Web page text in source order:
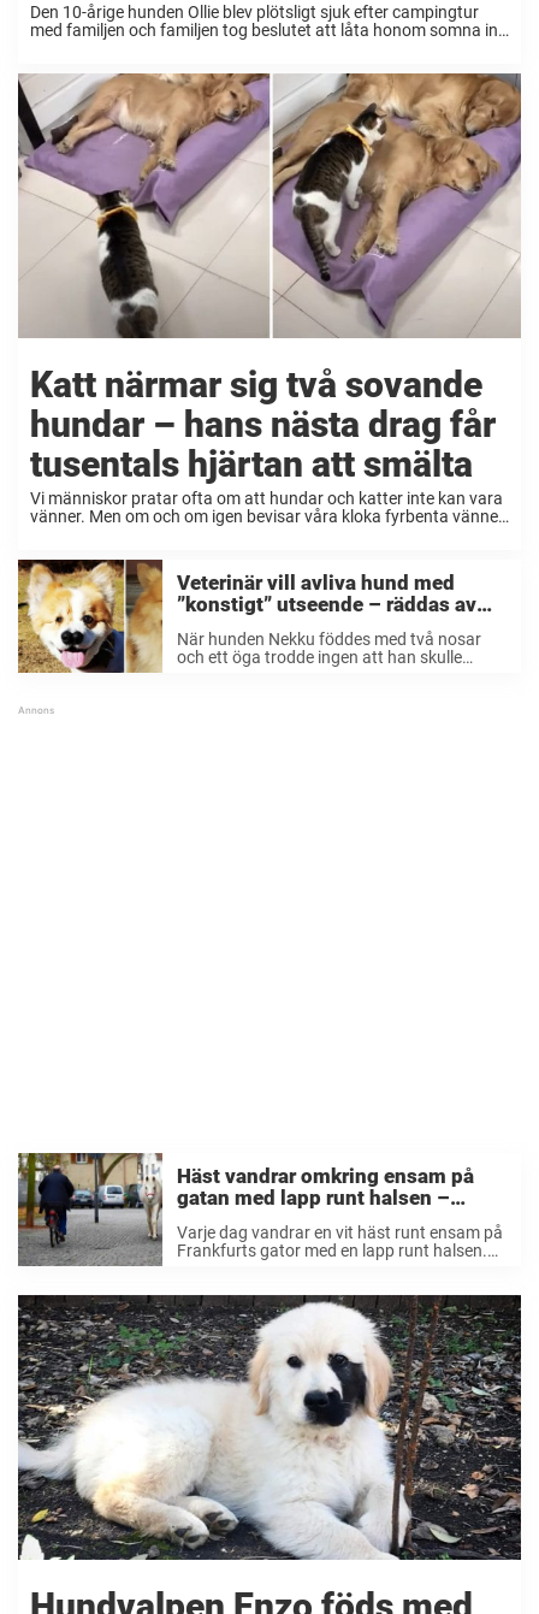
Den 10-årige hunden Ollie blev plötsligt sjuk efter campingtur
med familjen och familjen tog beslutet att låta honom somna in.
Katt närmar sig två sovande
hundar – hans nästa drag får
tusentals hjärtan att smälta
Vi människor pratar ofta om att hundar och katter inte kan vara
vänner. Men om och om igen bevisar våra kloka fyrbenta vänner
Veterinär vill avliva hund med
”konstigt” utseende – räddas av
djurvän som ser hennes inre
skönhet
När hunden Nekku föddes med två nosar
och ett öga trodde ingen att han skulle
Häst vandrar omkring ensam på
gatan med lapp runt halsen –
reaktioner
Varje dag vandrar en vit häst runt ensam på
Frankfurts gator med en lapp runt halsen.
Werner Weischedel, 79, stalldörrarna och
låter sina hästar ...